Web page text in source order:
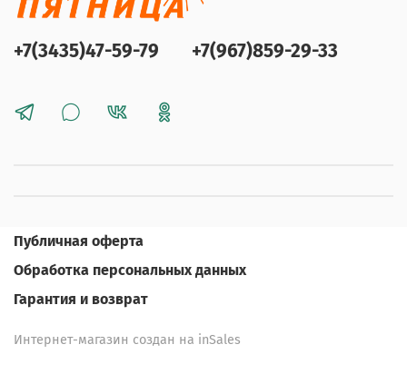
+7(3435)47-59-79 +7(967)859-29-33
Публичная оферта
Обработка персональных данных
Гарантия и возврат
Интернет-магазин создан на inSales